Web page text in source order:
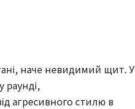
наче невидимий щит. У
раунді,
агресивного стилю в